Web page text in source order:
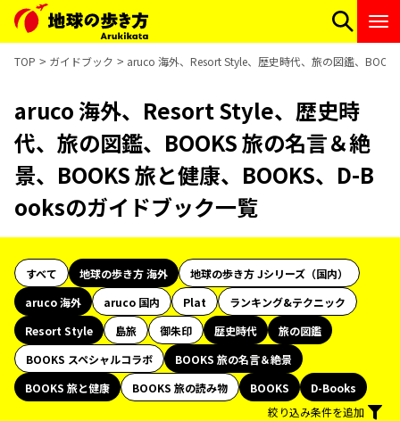
TOP ガイドブック aruco 海外、Resort Style、歴史時代、旅の図鑑、
aruco 海外、Resort Style、歴史時
代、旅の図鑑、BOOKS 旅の名言＆絶
景、BOOKS 旅と健康、BOOKS、D-B
ooksのガイドブック一覧
すべて 地球の歩き方 海外
地球の歩き方 Jシリーズ（国内）
aruco 海外
aruco 国内 Plat
ランキング&テクニック
Resort Style
島旅 御朱印 歴史時代
旅の図鑑
BOOKS スペシャルコラボ
BOOKS 旅の名言＆絶景
BOOKS 旅と健康
BOOKS 旅の読み物 BOOKS
D-Books
絞り込み条件を追加